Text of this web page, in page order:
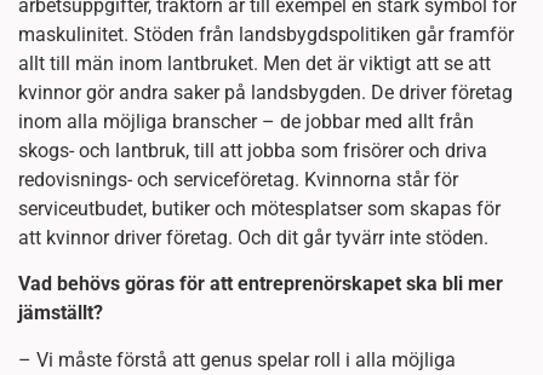
arbetsuppgifter, traktorn är till exempel en stark symbol för
maskulinitet. Stöden från landsbygdspolitiken går framför
allt till män inom lantbruket. Men det är viktigt att se att
kvinnor gör andra saker på landsbygden. De driver företag
inom alla möjliga branscher – de jobbar med allt från
skogs- och lantbruk, till att jobba som frisörer och driva
redovisnings- och serviceföretag. Kvinnorna står för
serviceutbudet, butiker och mötesplatser som skapas för
att kvinnor driver företag. Och dit går tyvärr inte stöden.
Vad behövs göras för att entreprenörskapet ska bli mer
jämställt?
– Vi måste förstå att genus spelar roll i alla möjliga